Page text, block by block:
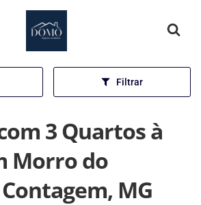
Página inicial
Filtrar
3 Quartos à
Morro do
MG